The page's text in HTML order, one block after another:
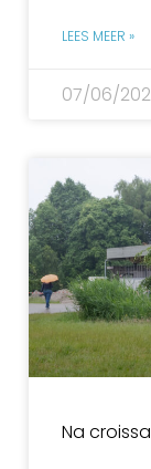
LEES MEER »
07/06/
Na